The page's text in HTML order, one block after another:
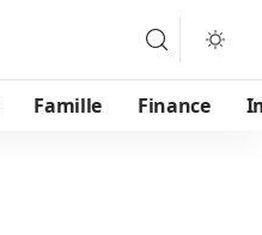
Famille Finance